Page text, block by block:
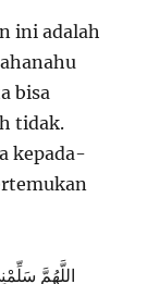
ini adalah
bisa
tidak.
kepada-
اللَّهُمَّ